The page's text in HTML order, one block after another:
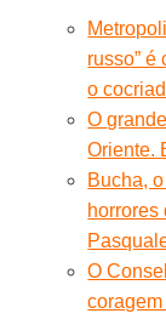
russo”
o
O
Oriente.
Bucha,
horrores
O